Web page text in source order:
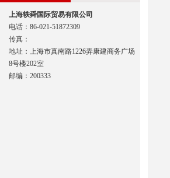
上海轶舜国际贸易有限公司
电话：86-021-51872309
传真：
地址：上海市真南路1226弄康建商务广场
8号楼202室
邮编：200333